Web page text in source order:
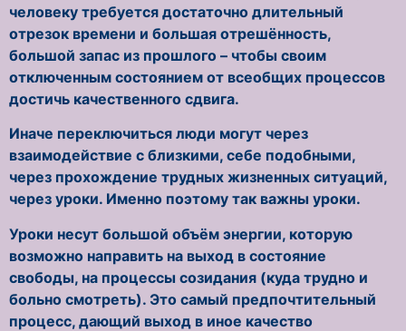
человеку требуется достаточно длительный
отрезок времени и большая отрешённость,
большой запас из прошлого – чтобы своим
отключенным состоянием от всеобщих процессов
достичь качественного сдвига.
Иначе переключиться люди могут через
взаимодействие с близкими, себе подобными,
через прохождение трудных жизненных ситуаций,
через уроки. Именно поэтому так важны уроки.
Уроки несут большой объём энергии, которую
возможно направить на выход в состояние
свободы, на процессы созидания (куда трудно и
больно смотреть). Это самый предпочтительный
процесс, дающий выход в иное качество